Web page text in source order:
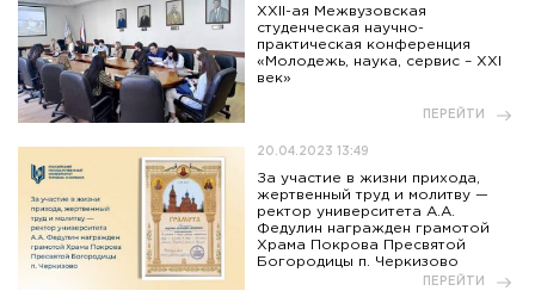
XXII-ая Межвузовская
студенческая научно-
практическая конференция
«Молодежь, наука, сервис – XXI
век»
ПЕРЕЙТИ
20.04.2023 13:49
За участие в жизни прихода,
жертвенный труд и молитву —
ректор университета А.А.
Федулин награжден грамотой
Храма Покрова Пресвятой
Богородицы п. Черкизово
ПЕРЕЙТИ